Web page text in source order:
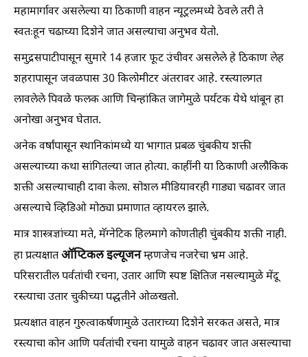
महामार्गावर असलेल्या या ठिकाणी वाहन न्यूट्रलमध्ये ठेवले तरी ते
स्वतःहून चढाच्या दिशेने जात असल्याचा अनुभव येतो.
समुद्रसपाटीपासून सुमारे 14 हजार फूट उंचीवर असलेले हे ठिकाण लेह
शहरापासून जवळपास 30 किलोमीटर अंतरावर आहे. रस्त्यालगत
लावलेले पिवळे फलक आणि चिन्हांकित जागेमुळे पर्यटक येथे थांबून हा
अनोखा अनुभव घेतात.
अनेक वर्षांपासून स्थानिकांमध्ये या भागात प्रबळ चुंबकीय शक्ती
असल्याच्या कथा सांगितल्या जात होत्या. काहींनी या ठिकाणी अलौकिक
शक्ती असल्याचाही दावा केला. सोशल मीडियावरही गाड्या चढावर जात
असल्याचे व्हिडिओ मोठ्या प्रमाणात व्हायरल झाले.
मात्र शास्त्रज्ञांच्या मते, मॅग्नेटिक हिलमागे कोणतीही चुंबकीय शक्ती नाही.
हा प्रत्यक्षातऑप्टिकल इल्यूजनम्हणजेच नजरेचा भ्रम आहे.
परिसरातील पर्वतांची रचना, उतार आणि स्पष्ट क्षितिज नसल्यामुळे मेंदू
रस्त्याचा उतार चुकीच्या पद्धतीने ओळखतो.
प्रत्यक्षात वाहन गुरुत्वाकर्षणामुळे उताराच्या दिशेने सरकत असते, मात्र
रस्त्याचा कोन आणि पर्वतांची रचना यामुळे वाहन चढावर जात असल्याचा